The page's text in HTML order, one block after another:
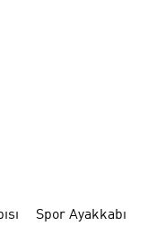
Spor Ayakkabı